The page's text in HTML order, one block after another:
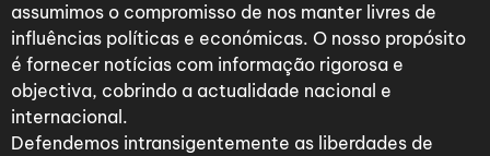
assumimos o compromisso de nos manter livres de
influências políticas e económicas. O nosso propósito
é fornecer notícias com informação rigorosa e
objectiva, cobrindo a actualidade nacional e
internacional.
Defendemos intransigentemente as liberdades de